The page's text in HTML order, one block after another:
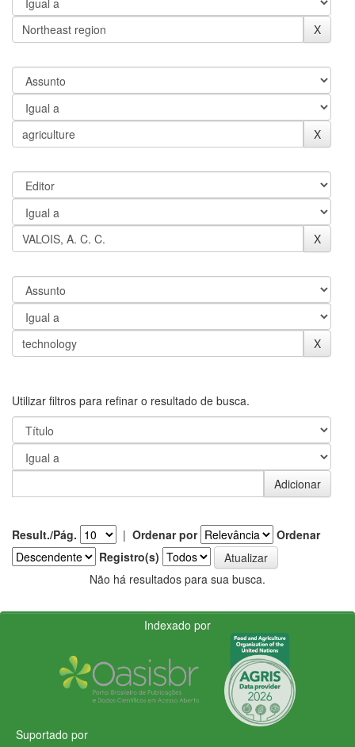
Utilizar filtros para refinar o resultado de busca.
Result./Pág. | Ordenar por
Ordenar
Registro(s)
Não há resultados para sua busca.
Indexado por
Suportado por